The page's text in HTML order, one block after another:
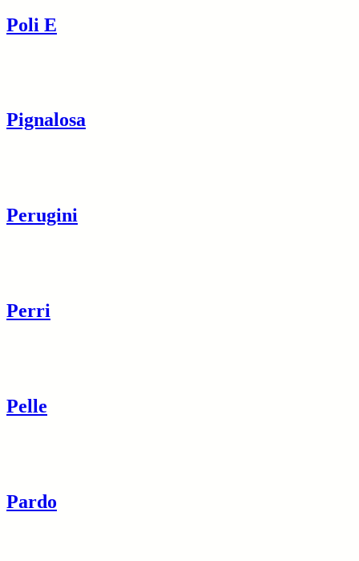
Poli E
Pignalosa
Perugini
Perri
Pelle
Pardo